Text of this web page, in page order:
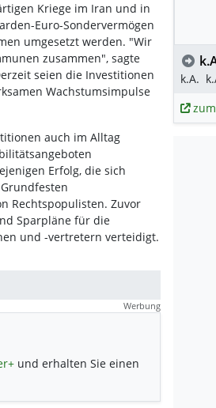
Kriege im Iran und in
Euro-Sondervermögen
umgesetzt werden. "Wir
zusammen", sagte
seien die Investitionen
Wachstumsimpulse
auch im Alltag
Erfolg, die sich
Rechtspopulisten. Zuvor
Sparpläne für die
und -vertretern verteidigt.
Werbung
und erhalten Sie einen
k.A.